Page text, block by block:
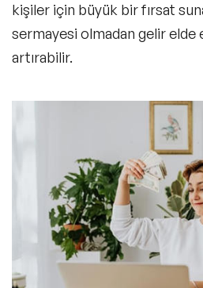
kişiler için büyük bir fırsat
sermayesi olmadan gelir elde
artırabilir.